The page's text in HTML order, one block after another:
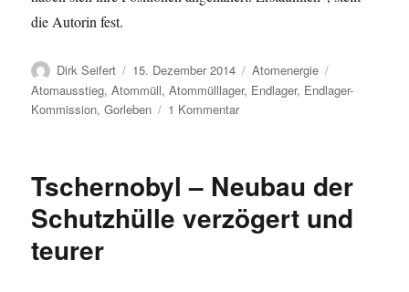
die Autorin fest.
Autor
Dirk Seifert
Veröffentlicht
am
15. Dezember 2014 Kategorien
Atomenergie
Atomausstieg,Atommüll,Atommülllager, Endlager, Endlager-
Kommission,Gorleben 1 Kommentarzu
Albrecht
tot
Tschernobyl – Neubau der
Schutzhülle verzögert und
teurer